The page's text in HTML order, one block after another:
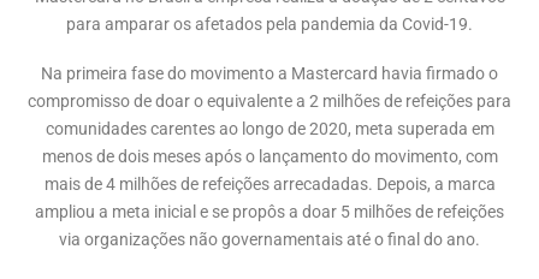
para amparar os afetados pela pandemia da Covid-19.
Na primeira fase do movimento a Mastercard havia firmado o
compromisso de doar o equivalente a 2 milhões de refeições para
comunidades carentes ao longo de 2020, meta superada em
menos de dois meses após o lançamento do movimento, com
mais de 4 milhões de refeições arrecadadas. Depois, a marca
ampliou a meta inicial e se propôs a doar 5 milhões de refeições
via organizações não governamentais até o final do ano.